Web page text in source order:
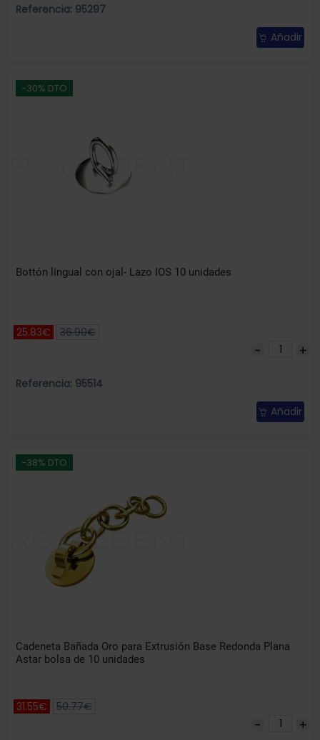
Referencia: 95297
Añadir
-30% DTO
Bottón lingual con ojal- Lazo IOS 10 unidades
25.83€ 36.90€
Referencia: 95514
Añadir
-38% DTO
Cadeneta Bañada Oro para Extrusión Base Redonda Plana
Astar bolsa de 10 unidades
31.55€ 50.77€